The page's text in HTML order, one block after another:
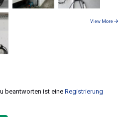
View More
beantworten ist eine Registrierung